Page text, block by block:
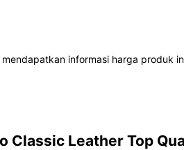
informasi harga produk
Classic Leather Top